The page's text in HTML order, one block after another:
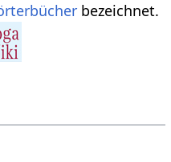
bezeichnet.